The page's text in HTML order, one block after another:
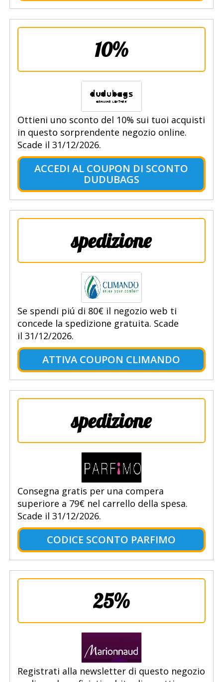
10%
Ottieni uno sconto del 10% sui tuoi acquisti
in questo sorprendente negozio online.
Scade il 31/12/2026.
ACCEDI AL COUPON DI SCONTO
DUDUBAGS
spedizione
Se spendi piú di 80€ il negozio web ti
concede la spedizione gratuita. Scade
il 31/12/2026.
ATTIVA COUPON CLIMANDO
spedizione
Consegna gratis per una compera
superiore a 79€ nel carrello della spesa.
Scade il 31/12/2026.
CODICE SCONTO PARFIMO
25%
Registrati alla newsletter di questo negozio